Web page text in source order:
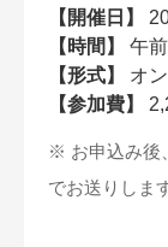
【開催日】
【時間】
午
【形式】
オ
【参加費】
※ お申込み後
でお送りしま